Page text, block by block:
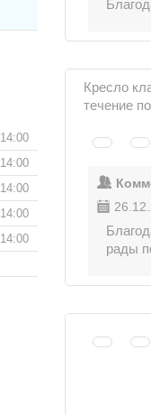
Кресло
течение
рады
14:00
14:00
14:00
14:00
14:00